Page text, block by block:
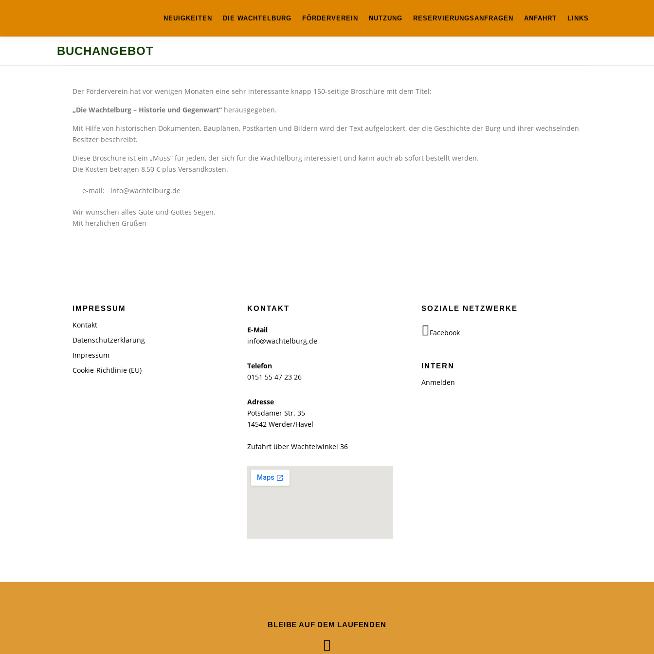
NEUIGKEITEN DIE WACHTELBURG FÖRDERVEREIN NUTZUNG RESERVIERUNGSANFRAGEN ANFAHRT LINKS
BUCHANGEBOT
Der Förderverein hat vor wenigen Monaten eine sehr interessante knapp 150-seitige Broschüre mit dem Titel:
„Die Wachtelburg – Historie und Gegenwart“ herausgegeben.
Mit Hilfe von historischen Dokumenten, Bauplänen, Postkarten und Bildern wird der Text aufgelockert, der die Geschichte der Burg und ihrer wechselnden
Besitzer beschreibt.
Diese Broschüre ist ein „Muss“ für jeden, der sich für die Wachtelburg interessiert und kann auch ab sofort bestellt werden.
Die Kosten betragen 8,50 € plus Versandkosten.
e-mail: info@wachtelburg.de
Wir wünschen alles Gute und Gottes Segen.
Mit herzlichen Grüßen
IMPRESSUM
Kontakt
Datenschutzerklärung
Impressum
Cookie-Richtlinie (EU)
KONTAKT
E-Mail
info@wachtelburg.de
Telefon
0151 55 47 23 26
Adresse
Potsdamer Str. 35
14542 Werder/Havel
Zufahrt über Wachtelwinkel 36
SOZIALE NETZWERKE
Facebook
INTERN
Anmelden
BLEIBE AUF DEM LAUFENDEN